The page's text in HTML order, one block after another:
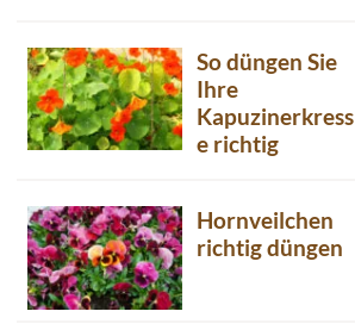
So düngen Sie
Ihre
Kapuzinerkress
e richtig
Hornveilchen
richtig düngen